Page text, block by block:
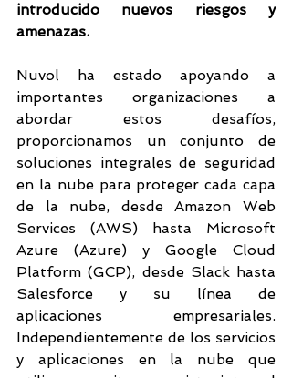
introducido nuevos riesgos y
amenazas.
Nuvol ha estado apoyando a
importantes organizaciones a
abordar estos desafíos,
proporcionamos un conjunto de
soluciones integrales de seguridad
en la nube para proteger cada capa
de la nube, desde Amazon Web
Services (AWS) hasta Microsoft
Azure (Azure) y Google Cloud
Platform (GCP), desde Slack hasta
Salesforce y su línea de
aplicaciones empresariales.
Independientemente de los servicios
y aplicaciones en la nube que